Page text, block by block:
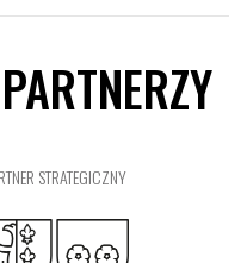
STRATEGICZNY